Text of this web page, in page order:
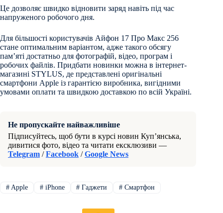
Це дозволяє швидко відновити заряд навіть під час
напруженого робочого дня.
Для більшості користувачів Айфон 17 Про Макс 256
стане оптимальним варіантом, адже такого обсягу
пам’яті достатньо для фотографій, відео, програм і
робочих файлів. Придбати новинки можна в інтернет-
магазині STYLUS, де представлені оригінальні
смартфони Apple із гарантією виробника, вигідними
умовами оплати та швидкою доставкою по всій Україні.
Не пропускайте найважливіше
Підписуйтесь, щоб бути в курсі новин Куп’янська,
дивитися фото, відео та читати ексклюзиви —
Telegram /Facebook /Google News
#Apple #iРhone # Гаджети # Смартфон